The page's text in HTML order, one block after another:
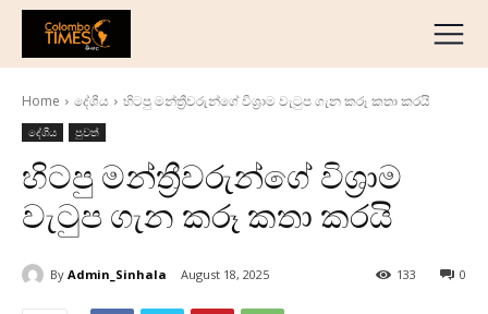
දේශීය
ජාත්‍යන්තර
අධ්‍යාපනික
හෝටල් සහ සංචාරක
English
Home දේශීය හිටපු මන්ත්‍රීවරුන්ගේ විශ්‍රාම වැටුප ගැන කරූ කතා කරයි
දේශීය පුවත්
හිටපු මන්ත්‍රීවරුන්ගේ විශ්‍රාම
වැටුප ගැන කරූ කතා කරයි
By Admin_Sinhala August 18, 2025 0
133